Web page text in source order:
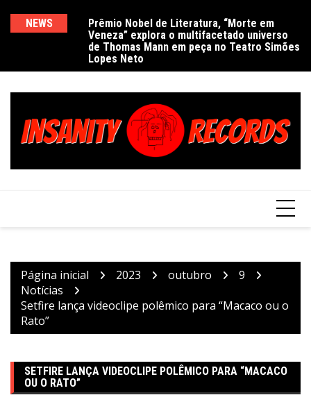
NEWS
Prêmio Nobel de Literatura, “Morte em
Veneza” explora o multifacetado universo
de Thomas Mann em peça no Teatro Simões
Lopes Neto
Página inicial 2023 outubro
9
Notícias
Setfire lança videoclipe polêmico para “Macaco ou o
Rato”
SETFIRE LANÇA VIDEOCLIPE POLÊMICO PARA “MACACO
OU O RATO”